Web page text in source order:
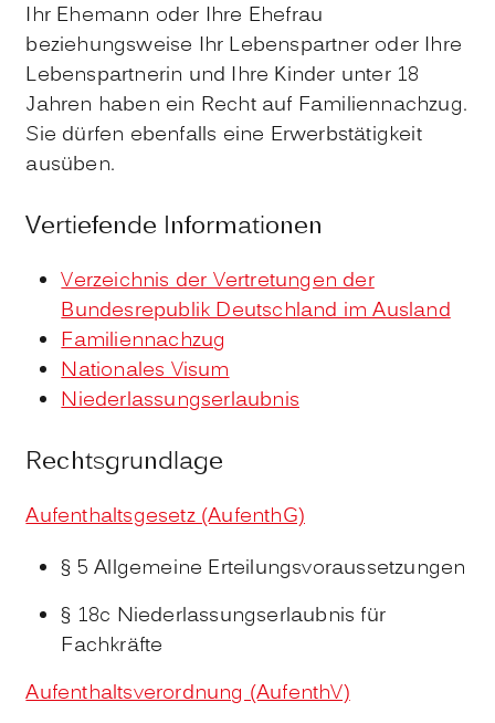
Ihr Ehemann oder Ihre Ehefrau
beziehungsweise Ihr Lebenspartner oder Ihre
Lebenspartnerin und Ihre Kinder unter 18
Jahren haben ein Recht auf Familiennachzug.
Sie dürfen ebenfalls eine Erwerbstätigkeit
ausüben.
Vertiefende Informationen
Verzeichnis der Vertretungen der
Bundesrepublik Deutschland im Ausland
Familiennachzug
Nationales Visum
Niederlassungserlaubnis
Rechtsgrundlage
Aufenthaltsgesetz (AufenthG)
§ 5 Allgemeine Erteilungsvoraussetzungen
§ 18c Niederlassungserlaubnis für
Fachkräfte
Aufenthaltsverordnung (AufenthV)